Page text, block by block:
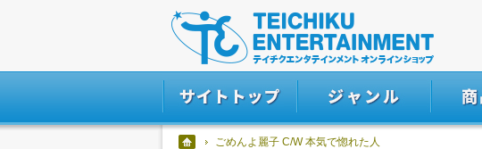
ごめんよ麗子 C/W 本気で惚れた人